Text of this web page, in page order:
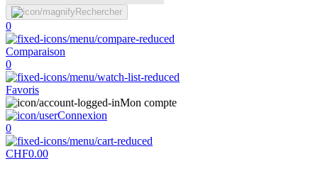
Rechercher
0
Comparaison
0
Favoris
Mon compte
Connexion
0
CHF0.00